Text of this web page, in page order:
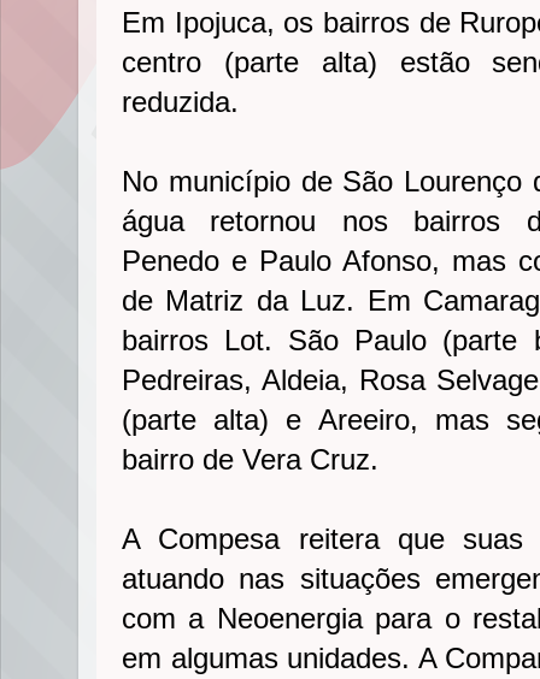
Em Ipojuca, os bairros de
centro (parte alta) estão
reduzida.
No município de São Lourenço
água retornou nos bairros
Penedo e Paulo Afonso, mas
de Matriz da Luz. Em
bairros Lot. São Paulo (parte
Pedreiras, Aldeia, Rosa
(parte alta) e Areeiro, mas
bairro de Vera Cruz.
A Compesa reitera que
atuando nas situações
com a Neoenergia para o
em algumas unidades. A